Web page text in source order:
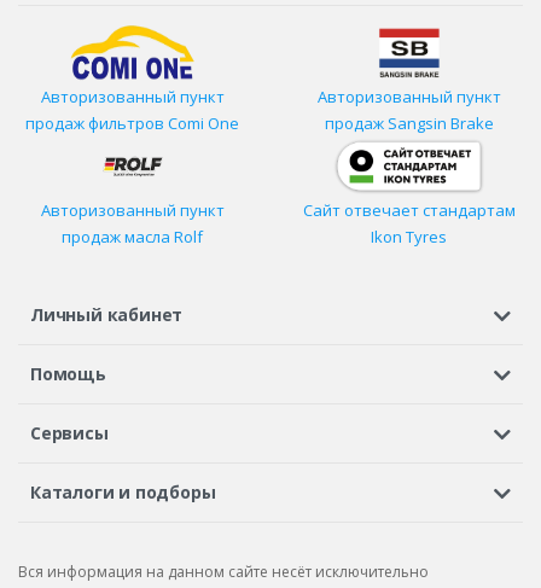
Авторизованный пункт
продаж фильтров Comi One
Авторизованный пункт
продаж Sangsin Brake
Авторизованный пункт
продаж масла Rolf
Сайт отвечает стандартам
Ikon Tyres
Личный кабинет
Регистрация или вход
Помощь
Шины в кредит
Сервисы
Автосервисы
Бонусная программа
Рекламации по услугам
Каталоги и подборы
Вся информация на данном сайте несёт исключительно